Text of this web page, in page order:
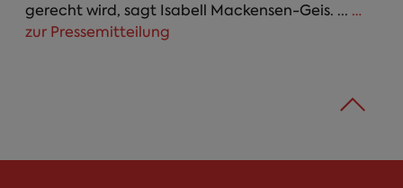
gerecht wird, sagt Isabell Mackensen-Geis. ... …
zur Pressemitteilung